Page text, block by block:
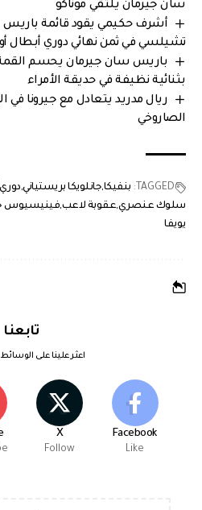
سان جيرمان يلتقي موناكو
أشرف حكيمي يقود قائمة
تشيلسي في ثمن نهائي دوري أبطال
باريس سان جيرمان يحسم القمة
بثنائية نظيفة في حديقة الأمراء
ريال مدريد يتعادل مع جيرونا في
الصاروخي
TAGGED: بنفيكاجانلويكا بريستياني دوري
سلوك عنصريعقوبة لاعبفينيسيوس
يويفا
تابعنا
اعثر علينا على
Facebook
Like
X
Follow